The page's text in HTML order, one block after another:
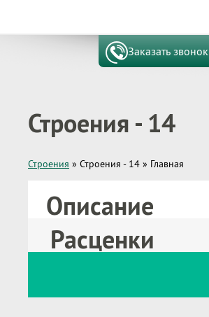
Заказать звонок
Строения - 14
Строения » Строения - 14 » Главная
Описание
Расценки